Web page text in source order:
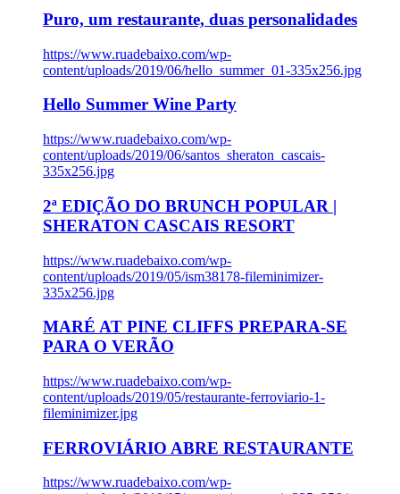
Puro, um restaurante, duas personalidades
https://www.ruadebaixo.com/wp-
content/uploads/2019/06/hello_summer_01-335x256.jpg
Hello Summer Wine Party
https://www.ruadebaixo.com/wp-
content/uploads/2019/06/santos_sheraton_cascais-
335x256.jpg
2ª EDIÇÃO DO BRUNCH POPULAR |
SHERATON CASCAIS RESORT
https://www.ruadebaixo.com/wp-
content/uploads/2019/05/ism38178-fileminimizer-
335x256.jpg
MARÉ AT PINE CLIFFS PREPARA-SE
PARA O VERÃO
https://www.ruadebaixo.com/wp-
content/uploads/2019/05/restaurante-ferroviario-1-
fileminimizer.jpg
FERROVIÁRIO ABRE RESTAURANTE
https://www.ruadebaixo.com/wp-